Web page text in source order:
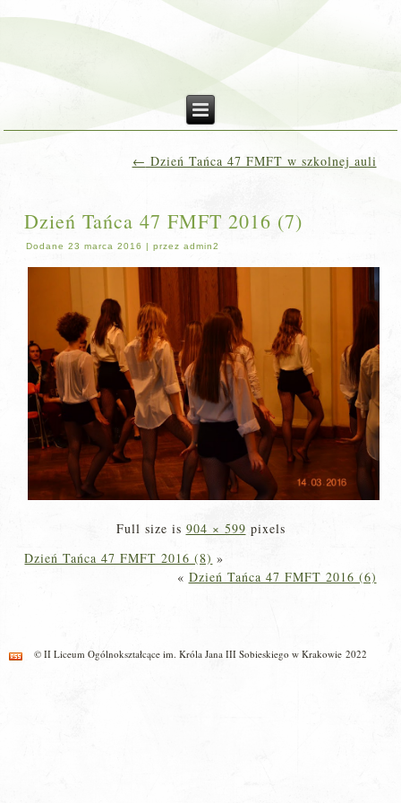
← Dzień Tańca 47 FMFT w szkolnej auli
Dzień Tańca 47 FMFT 2016 (7)
Dodane 23 marca 2016 |przez admin2
Full size is 904 × 599 pixels
Dzień Tańca 47 FMFT 2016 (8) »
« Dzień Tańca 47 FMFT 2016 (6)
© II Liceum Ogólnokształcące im. Króla Jana III Sobieskiego w Krakowie 2022